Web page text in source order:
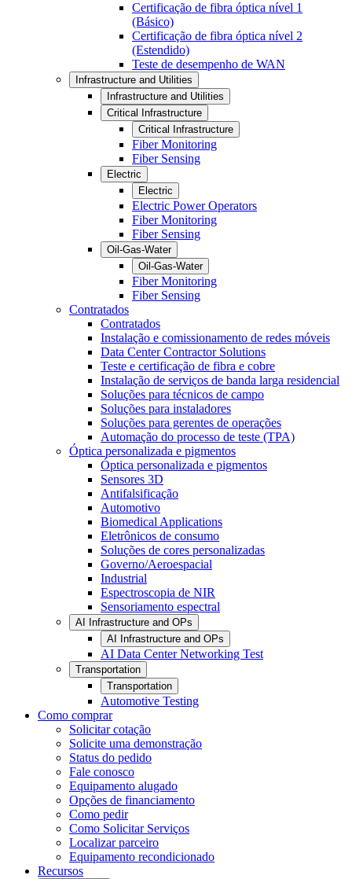
Certificação de fibra óptica nível 1
(Básico)
Certificação de fibra óptica nível 2
(Estendido)
Teste de desempenho de WAN
Infrastructure and Utilities
Infrastructure and Utilities
Critical Infrastructure
Critical Infrastructure
Fiber Monitoring
Fiber Sensing
Electric
Electric
Electric Power Operators
Fiber Monitoring
Fiber Sensing
Oil-Gas-Water
Oil-Gas-Water
Fiber Monitoring
Fiber Sensing
Contratados
Contratados
Instalação e comissionamento de redes móveis
Data Center Contractor Solutions
Teste e certificação de fibra e cobre
Instalação de serviços de banda larga residencial
Soluções para técnicos de campo
Soluções para instaladores
Soluções para gerentes de operações
Automação do processo de teste (TPA)
Óptica personalizada e pigmentos
Óptica personalizada e pigmentos
Sensores 3D
Antifalsificação
Automotivo
Biomedical Applications
Eletrônicos de consumo
Soluções de cores personalizadas
Governo/Aeroespacial
Industrial
Espectroscopia de NIR
Sensoriamento espectral
AI Infrastructure and OPs
AI Infrastructure and OPs
AI Data Center Networking Test
Transportation
Transportation
Automotive Testing
Como comprar
Solicitar cotação
Solicite uma demonstração
Status do pedido
Fale conosco
Equipamento alugado
Opções de financiamento
Como pedir
Como Solicitar Serviços
Localizar parceiro
Equipamento recondicionado
Recursos